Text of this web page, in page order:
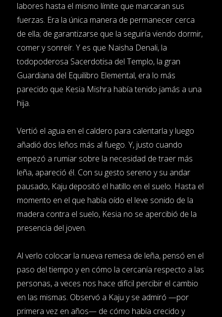
labores hasta el mismo límite que marcaran sus
fuerzas. Era la única manera de permanecer cerca
de ella; de garantizarse que la seguiría viendo dormir,
comer y sonreír. Y es que Naisha Denali, la
todopoderosa Sacerdotisa del Templo, la gran
Guardiana del Equilibro Elemental, era lo más
parecido que Kesia Mishra había tenido jamás a una
hija.
Vertió el agua en el caldero para calentarla y luego
añadió dos leños más al fuego. Y, justo cuando
empezó a rumiar sobre la necesidad de traer más
leña, apareció él. Con su gesto sereno y su andar
pausado, Kaju depositó el hatillo en el suelo. Hasta el
momento en el que había oído el leve sonido de la
madera contra el suelo, Kesia no se apercibió de la
presencia del joven.
Al verlo colocar la nueva remesa de leña, pensó en el
paso del tiempo y en cómo la cercanía respecto a las
personas, a veces nos hace difícil percibir el cambio
en las mismas. Observó a Kaju y se admiró —por
primera vez en años— de cómo había crecido y